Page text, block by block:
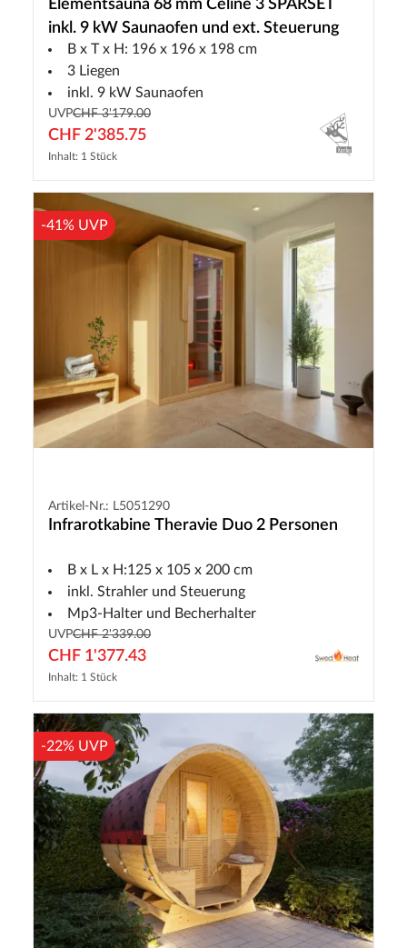
Elementsauna 68 mm Celine 3 SPARSET
inkl. 9 kW Saunaofen und ext. Steuerung
B x T x H: 196 x 196 x 198 cm
3 Liegen
inkl. 9 kW Saunaofen
UVPCHF 3'179.00
CHF 2'385.75
Inhalt: 1 Stück
-41% UVP
Artikel-Nr.: L5051290
Infrarotkabine Theravie Duo 2 Personen
B x L x H:125 x 105 x 200 cm
inkl. Strahler und Steuerung
Mp3-Halter und Becherhalter
UVPCHF 2'339.00
CHF 1'377.43
Inhalt: 1 Stück
-22% UVP